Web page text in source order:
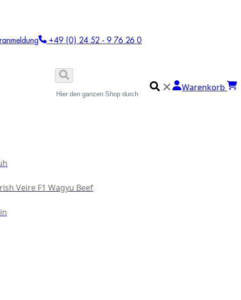
+49 (0) 24 52 - 9 76 26 0
✕ Warenkorb
Veire F1 Wagyu Beef